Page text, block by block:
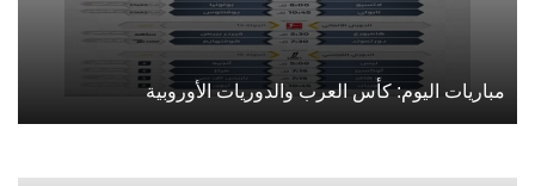
مباريات اليوم: كأس العرب والدوريات الأوروبية